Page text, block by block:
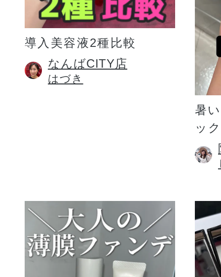
スキンクリア
クレンズオイル
スキンケア
導入美容液2種比較
なんばCITY店
はづき
暑
ッ